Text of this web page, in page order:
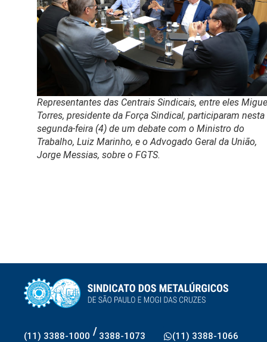
Representantes das Centrais Sindicais, entre eles
Torres, presidente da Força Sindical, participaram nesta
segunda-feira (4) de um debate com o Ministro do
Trabalho, Luiz Marinho, e o Advogado Geral da União,
Jorge Messias, sobre o FGTS.
(11) 3388-1000 / 3388-1073 (11) 3388-1066